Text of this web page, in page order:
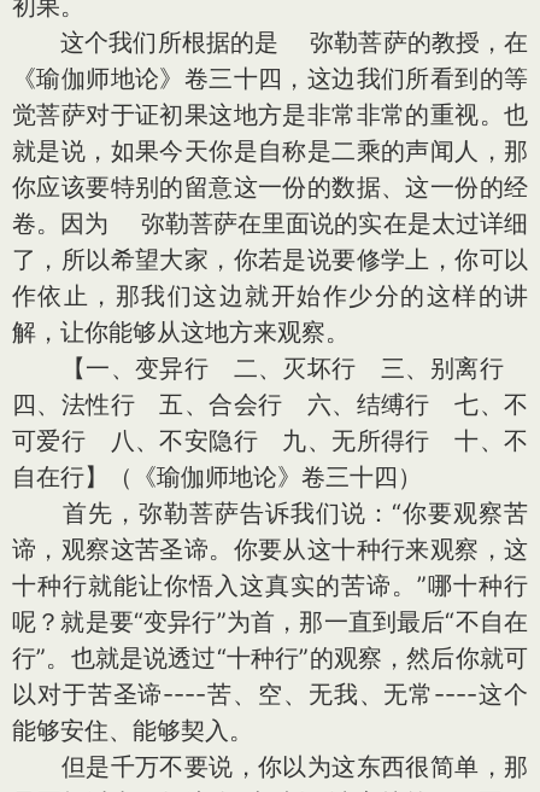
初果。
这个我们所根据的是 弥勒菩萨的教授，在
《瑜伽师地论》卷三十四，这边我们所看到的等
觉菩萨对于证初果这地方是非常非常的重视。也
就是说，如果今天你是自称是二乘的声闻人，那
你应该要特别的留意这一份的数据、这一份的经
卷。因为 弥勒菩萨在里面说的实在是太过详细
了，所以希望大家，你若是说要修学上，你可以
作依止，那我们这边就开始作少分的这样的讲
解，让你能够从这地方来观察。
【一、变异行 二、灭坏行 三、别离行
四、法性行 五、合会行 六、结缚行 七、不
可爱行 八、不安隐行 九、无所得行 十、不
自在行】（《瑜伽师地论》卷三十四）
首先，弥勒菩萨告诉我们说：“你要观察苦
谛，观察这苦圣谛。你要从这十种行来观察，这
十种行就能让你悟入这真实的苦谛。”哪十种行
呢？就是要“变异行”为首，那一直到最后“不自在
行”。也就是说透过“十种行”的观察，然后你就可
以对于苦圣谛----苦、空、无我、无常----这个
能够安住、能够契入。
但是千万不要说，你以为这东西很简单，那